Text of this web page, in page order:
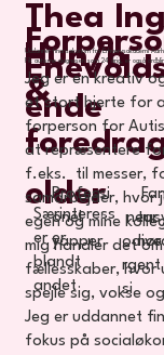
Thea
&
older
Hun/h
ende
Uddannet finansøkonom fra Erhvervsakademi
Fik autisme diagnosen som 24 årig, er også
Jeg er en kreativ
et stort hjerte for
forperson for
at repræsentere
f.eks. til messer,
samarbejder, hvor
egen og mine
mig handler det
fællesskaber, hvor
spejle sig, vokse
Jeg er uddannet
fokus på
Professi
onel
yapper
Særinteress
er er
blandt
andet
neur
odive
rgent
si